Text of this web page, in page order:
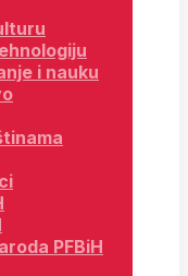
i nauku
PFBiH